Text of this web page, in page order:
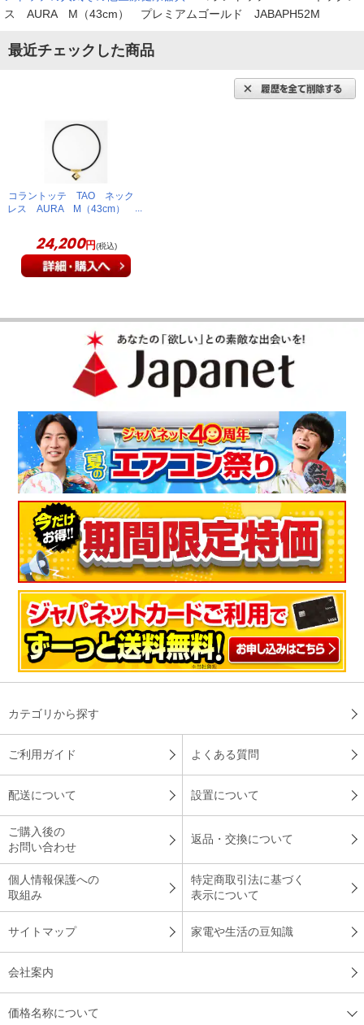
た。ネックレスが少し重い気がします。
どんな洋服でも奇抜すぎないデザイン！
一流アスリ－トが愛用さているので品質も安心して即購入しま
した。磁気ネックレスとしてどんな洋服でも奇抜すぎないデザ
イン。４８ｃｍと首肩周りの長さも気に入ってます。
トップスがついていてバランスが良い
いるみたいで、いい感じです。
埼玉県60代
おしゃれなデザインに満足！
、デザイン性に優れていたので購入しました。常時着けていて
も磁気ネックレスには思われないおしゃれなデザインに大いに
満足しています。
（神奈川県50代M.T様）
「お客様の声」は実際にご購入されたお客様からのご意見を掲載しておりま
す。
商品により、同一シリーズをご購入された方の声を含みます。
ス AURA M（43cm） プレミアムゴールド JABAPH52M
最近チェックした商品
コラントッテ TAO ネック
レス AURA M（43cm）
JABAPH52M
24,200円(税込)
カテゴリから探す
ご利用ガイド よくある質問
配送について 設置について
ご購入後の
お問い合わせ
返品・交換について
個人情報保護への
取組み
特定商取引法に基づく
表示について
サイトマップ 家電や生活の豆知識
会社案内
価格名称について